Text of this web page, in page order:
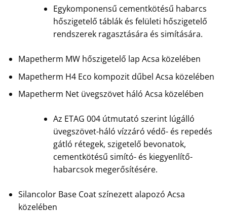
Egykomponensű cementkötésű habarcs
hőszigetelő táblák és felületi hőszigetelő
rendszerek ragasztására és simítására.
Mapetherm MW hőszigetelő lap Acsa közelében
Mapetherm H4 Eco kompozit dűbel Acsa közelében
Mapetherm Net üvegszövet háló Acsa közelében
Az ETAG 004 útmutató szerint lúgálló
üvegszövet-háló vízzáró védő- és repedés
gátló rétegek, szigetelő bevonatok,
cementkötésű simító- és kiegyenlítő-
habarcsok megerősítésére.
Silancolor Base Coat színezett alapozó Acsa
közelében